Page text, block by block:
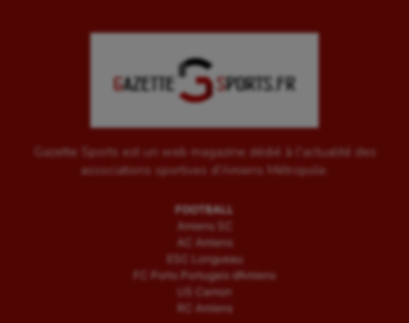
Gazette Sports est un web magazine dédié à l'actualité des
associations sportives d'Amiens Métropole.
FOOTBALL
Amiens SC
AC Amiens
ESC Longueau
FC Porto Portugais d’Amiens
US Camon
RC Amiens